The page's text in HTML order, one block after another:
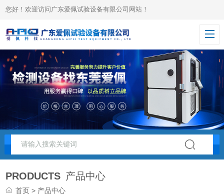
您好！欢迎访问广东爱佩试验设备有限公司网站！
PRODUCTS 产品中心
首页 > 产品中心